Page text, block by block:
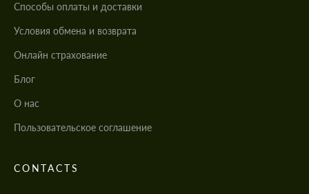
Cпособы оплаты и доставки
Условия обмена и возврата
Онлайн страхование
Блог
О нас
Пользовательское соглашение
CONTACTS